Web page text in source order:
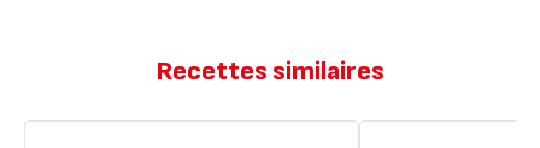
Recettes similaires